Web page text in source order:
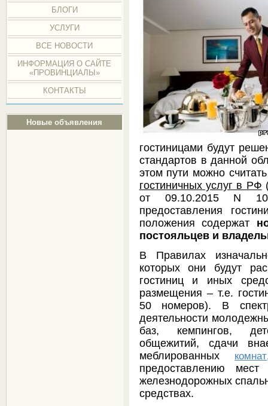
БЛОГИ
УСЛУГИ
ВСЕ НОВОСТИ
ИНФОРМАЦИЯ О САЙТЕ
«ПРОВИНЦИАЛЫ»
КОНТАКТЫ
Новые объявления
гостиницами будут
стандартов в данной
этом пути можно
гостиничных услуг в РФ
от 09.10.2015 N
предоставления
положения содержат
постояльцев и
В Правилах
которых они будут
гостиниц и иных
размещения – т.е.
50 номеров). В
деятельности
баз, кемпингов,
общежитий, сдачи
меблированных комнат
предоставлению
железнодорожных
средствах.